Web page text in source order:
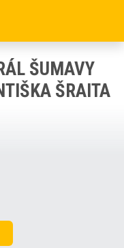
ŠUMAVY
ŠRAITA